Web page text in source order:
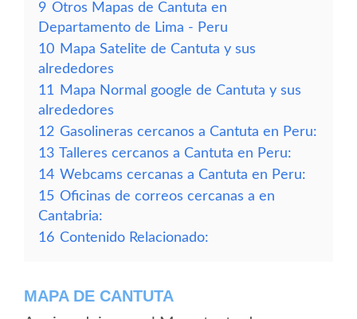
9 Otros Mapas de Cantuta en
Departamento de Lima - Peru
10 Mapa Satelite de Cantuta y sus
alrededores
11
Mapa Normal google de Cantuta y sus
alrededores
12 Gasolineras cercanos a Cantuta en Peru:
13 Talleres cercanos a Cantuta en Peru:
14 Webcams cercanas a Cantuta en Peru:
15 Oficinas de correos cercanas a en
Cantabria:
16 Contenido Relacionado:
MAPA DE CANTUTA